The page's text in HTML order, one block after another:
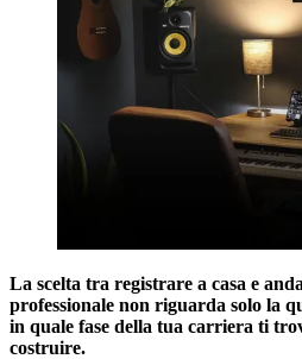
La scelta tra registrare a casa e
professionale non riguarda solo la
in quale fase della tua carriera ti
costruire.